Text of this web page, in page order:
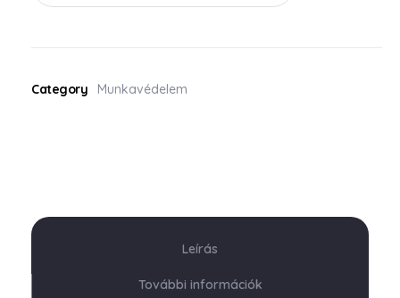
Category Munkavédelem
Leírás
További információk